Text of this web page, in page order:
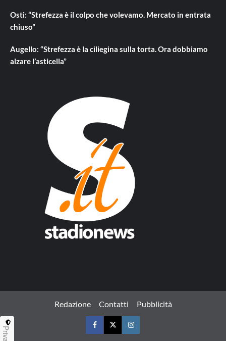
Osti: “Strefezza è il colpo che volevamo. Mercato in entrata
chiuso”
Augello: “Strefezza è la ciliegina sulla torta. Ora dobbiamo
alzare l’asticella”
Redazione Contatti Pubblicità
FacebookTwitterInstagram